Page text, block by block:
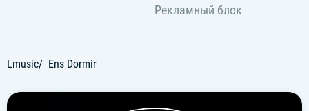
Lmusic Ens Dormir